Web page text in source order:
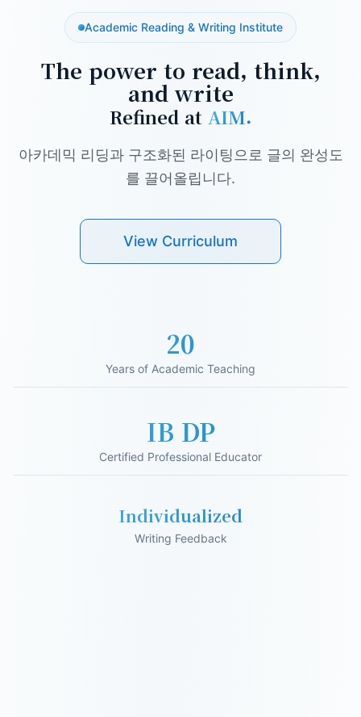
Academic Reading & Writing Institute
The power to read, think,
and write
Refined at AIM.
아카데믹 리딩과 구조화된 라이팅으로 글의 완성도
를 끌어올립니다.
View Curriculum
20
Years of Academic Teaching
IB DP
Certified Professional Educator
Individualized
Writing Feedback